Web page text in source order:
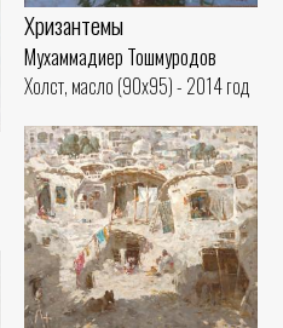
Хризантемы
Мухаммадиер Тошмуродов
Холст, масло (90x95) - 2014 год